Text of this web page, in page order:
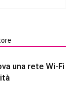
una rete Wi-Fi